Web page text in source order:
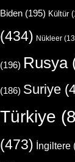
Biden (195) Kültür
(434) Nükleer
(196) Rusya
(186) Suriye
Türkiye
(473) İngiltere